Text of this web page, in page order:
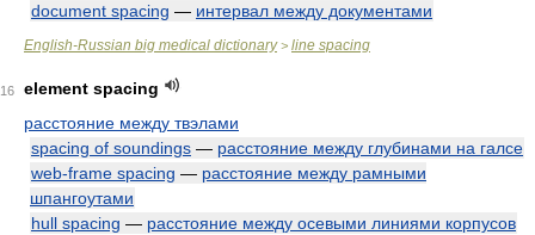
document spacing — интервал между документами
English-Russian big medical dictionary> line spacing
16
element spacing
расстояние между твэлами
spacing of soundings — расстояние между глубинами на галсе
web-frame spacing — расстояние между рамными
шпангоутами
hull spacing — расстояние между осевыми линиями корпусов